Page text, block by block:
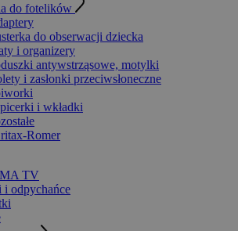
do fotelików
do obserwacji dziecka
i organizery
antywstrząsowe, motylki
i zasłonki przeciwsłoneczne
i wkładki
Romer
TV
i odpychańce